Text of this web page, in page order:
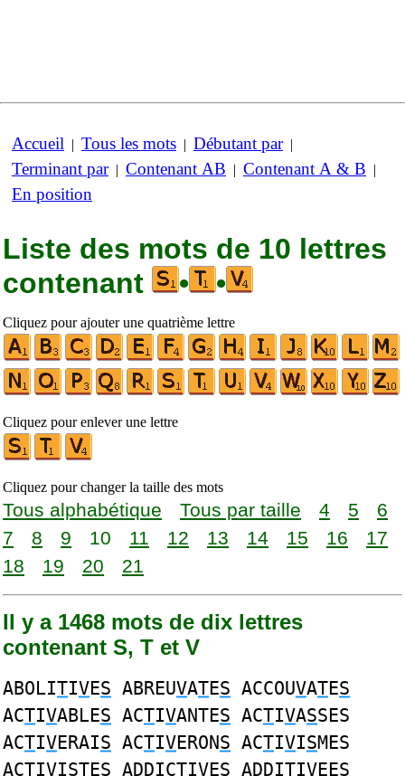
Accueil | Tous les mots | Débutant par|
Terminant par| Contenant AB | Contenant A & B |
En position
Liste des mots de 10 lettres
contenant
• •
Cliquez pour ajouter une quatrième lettre
Cliquez pour enlever une lettre
Cliquez pour changer la taille des mots
Tous alphabétique Tous par taille 4 5
6
7
8 9 10 11 12 13 14 15 16
17
18
19 20 21
Il y a 1468 mots de dix lettres
contenant S, T et V
ABOLITIVES ABREUVATES ACCOUVATES
ACTIVABLES ACTIVANTES ACTIVASSES
ACTIVERAIS ACTIVERONS ACTIVISMES
ACTIVISTES ADDICTIVES ADDITIVEES